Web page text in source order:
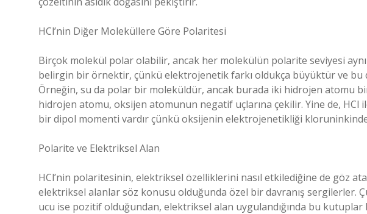
HCl’nin Diğer Moleküllere Göre Polaritesi
Birçok molekül polar olabilir, ancak her molekülün polarite seviyesi aynı
belirgin bir örnektir, çünkü elektrojenetik farkı oldukça büyüktür ve bu
Örneğin, su da polar bir moleküldür, ancak burada iki hidrojen atomu
hidrojen atomu, oksijen atomunun negatif uçlarına çekilir. Yine de, HCl
bir dipol momenti vardır çünkü oksijenin elektrojenetikliği
Polarite ve Elektriksel Alan
HCl’nin polaritesinin, elektriksel özelliklerini nasıl etkilediğine de göz
elektriksel alanlar söz konusu olduğunda özel bir davranış sergilerler.
ucu ise pozitif olduğundan, elektriksel alan uygulandığında bu